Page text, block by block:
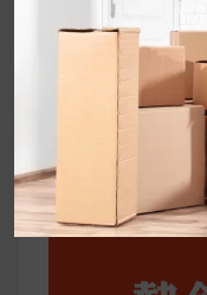
停用猛健樂後
維持全攻略
公主營養師：
你一定要知道